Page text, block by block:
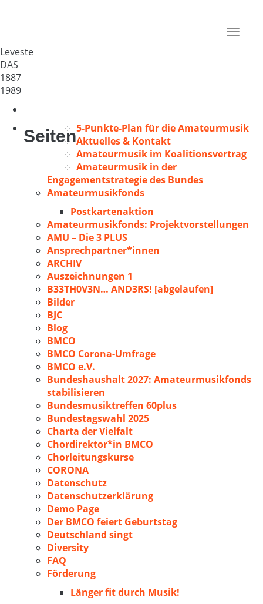
Toggle
Leveste
DAS
1887
1989
Seiten5-Punkte-Plan für die Amateurmusik
Aktuelles & Kontakt
Amateurmusik im Koalitionsvertrag
Amateurmusik in der
Engagementstrategie des Bundes
Amateurmusikfonds
Postkartenaktion
Amateurmusikfonds: Projektvorstellungen
AMU – Die 3 PLUS
Ansprechpartner*innen
ARCHIV
Auszeichnungen 1
B33TH0V3N… AND3RS! [abgelaufen]
Bilder
BJC
Blog
BMCO
BMCO Corona-Umfrage
BMCO e.V.
Bundeshaushalt 2027: Amateurmusikfonds
stabilisieren
Bundesmusiktreffen 60plus
Bundestagswahl 2025
Charta der Vielfalt
Chordirektor*in BMCO
Chorleitungskurse
CORONA
Datenschutz
Datenschutzerklärung
Demo Page
Der BMCO feiert Geburtstag
Deutschland singt
Diversity
FAQ
Förderung
Länger fit durch Musik!